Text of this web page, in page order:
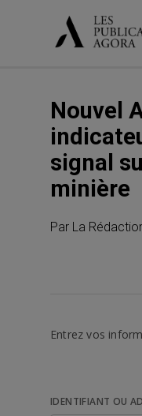
Nouvel
signal
minière
Par La
Entrez vos
IDENTIFIANT OU